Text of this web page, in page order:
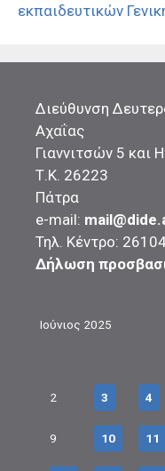
εκπαιδευτικών
Διεύθυνση
Αχαΐας
Γιαννιτσών 5 και
Τ.Κ. 26223
Πάτρα
e-mail:
Τηλ. Κέντρο:
Δήλωση
Ιούνιος 2025
2 3 4
9 10 11